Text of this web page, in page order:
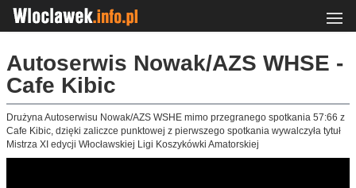
Autoserwis Nowak/AZS WHSE -
Cafe Kibic
Drużyna Autoserwisu Nowak/AZS WSHE mimo przegranego spotkania 57:66 z
Cafe Kibic, dzięki zaliczce punktowej z pierwszego spotkania wywalczyła tytuł
Mistrza XI edycji Włocławskiej Ligi Koszykówki Amatorskiej